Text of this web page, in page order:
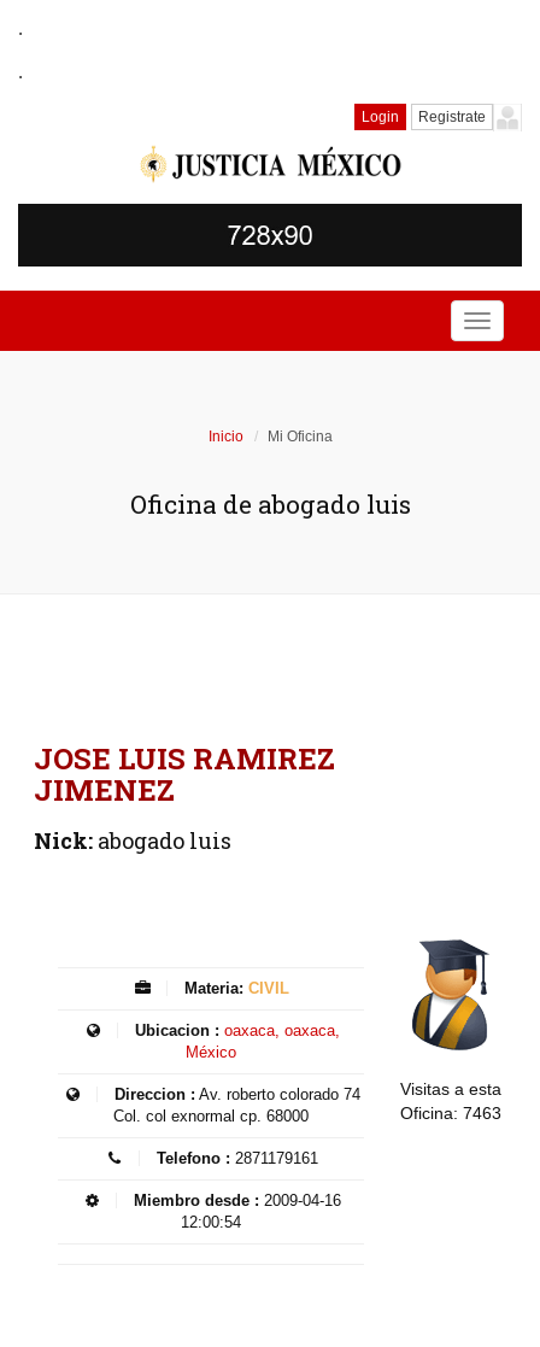
.
.
Login Registrate
Toggle
Inicio Mi Oficina
Oficina de abogado luis
JOSE LUIS RAMIREZ
JIMENEZ
Nick:abogado luis
Materia: CIVIL
Ubicacion : oaxaca, oaxaca,
México
Direccion : Av. roberto colorado 74
Col. col exnormal cp. 68000
Telefono : 2871179161
Miembro desde : 2009-04-16
12:00:54
Visitas a esta
Oficina: 7463